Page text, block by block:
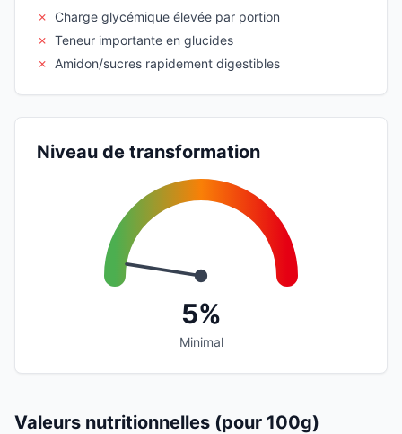
✗
Charge glycémique élevée par portion
✗ Teneur importante en glucides
✗
Amidon/sucres rapidement digestibles
Niveau de transformation
5%
Minimal
Valeurs nutritionnelles (pour 100g)